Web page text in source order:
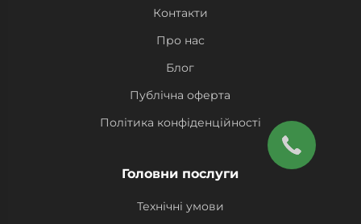
Контакти
Про нас
Блог
Публічна оферта
Політика конфіденційності
Головни послуги
Технічні умови